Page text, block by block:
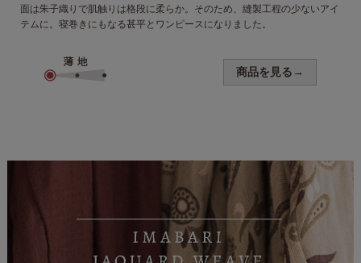
面は朱子織りで肌触りは格段に柔らか。そのため、縫製工程の少ないアイ
テムに。寝巻きにもなる甚平とワンピースになりました。
商品を見る→